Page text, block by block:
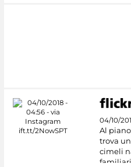
04/10/
Al
trova
cimeli